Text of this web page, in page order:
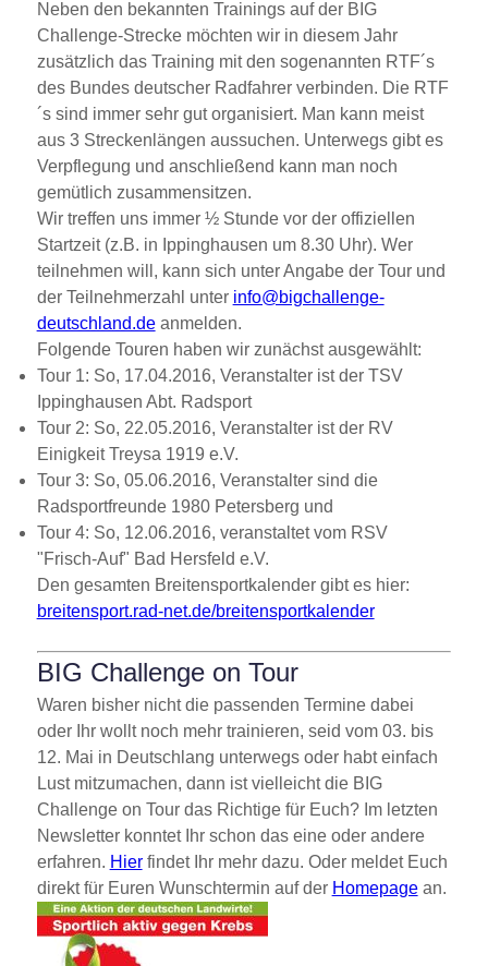
Neben den bekannten Trainings auf der BIG
Challenge-Strecke möchten wir in diesem Jahr
zusätzlich das Training mit den sogenannten RTF´s
des Bundes deutscher Radfahrer verbinden. Die RTF
´s sind immer sehr gut organisiert. Man kann meist
aus 3 Streckenlängen aussuchen. Unterwegs gibt es
Verpflegung und anschließend kann man noch
gemütlich zusammensitzen.
Wir treffen uns immer ½ Stunde vor der offiziellen
Startzeit (z.B. in Ippinghausen um 8.30 Uhr). Wer
teilnehmen will, kann sich unter Angabe der Tour und
der Teilnehmerzahl unter info@bigchallenge-
deutschland.deanmelden.
Folgende Touren haben wir zunächst ausgewählt:
Tour 1: So, 17.04.2016, Veranstalter ist der TSV
Ippinghausen Abt. Radsport
Tour 2: So, 22.05.2016, Veranstalter ist der RV
Einigkeit Treysa 1919 e.V.
Tour 3: So, 05.06.2016, Veranstalter sind die
Radsportfreunde 1980 Petersberg und
Tour 4: So, 12.06.2016, veranstaltet vom RSV
Frisch-Auf
Bad Hersfeld e.V.
Den gesamten Breitensportkalender gibt es hier:
breitensport.rad-net.de/breitensportkalender
BIG Challenge on Tour
Waren bisher nicht die passenden Termine dabei
oder Ihr wollt noch mehr trainieren, seid vom 03. bis
12. Mai in Deutschlang unterwegs oder habt einfach
Lust mitzumachen, dann ist vielleicht die BIG
Challenge on Tour das Richtige für Euch? Im letzten
Newsletter konntet Ihr schon das eine oder andere
erfahren. Hierfindet Ihr mehr dazu. Oder meldet Euch
direkt für Euren Wunschtermin auf der Homepagean.